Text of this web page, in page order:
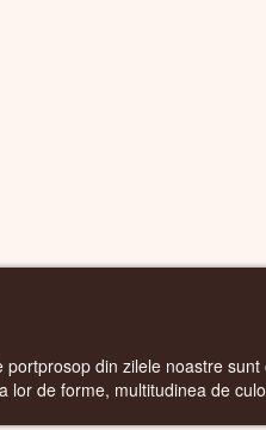
portprosop din zilele noastre
lor de forme, multitudinea de